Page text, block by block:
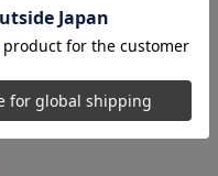
典】
フェイバリットパネ